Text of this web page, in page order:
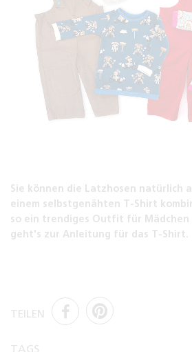
Sie können die Latzhosen natürlich
einem selbstgenähten T-Shirt
so ein trendiges Outfit für Mädchen
geht's zur Anleitung für das T-Shirt.
TEILEN
TAGS